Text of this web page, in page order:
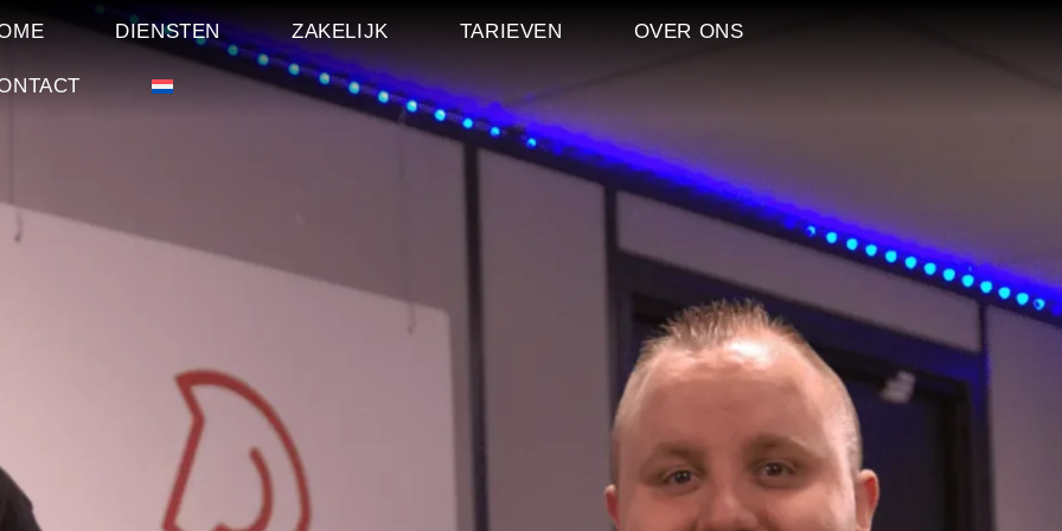
DIENSTEN ZAKELIJK TARIEVEN OVER ONS